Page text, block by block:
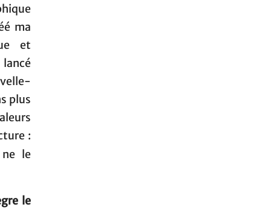
ma
et
plus
:
le
le